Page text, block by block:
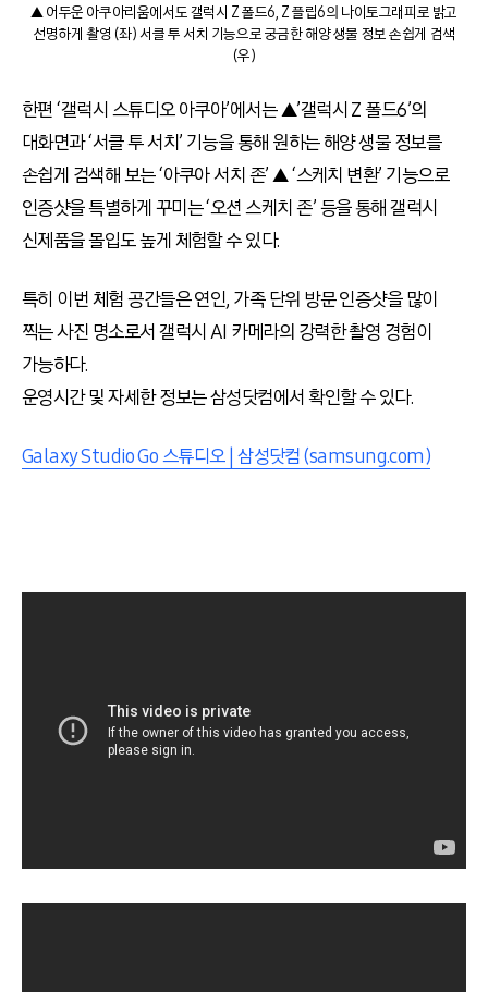
▲ 어두운 아쿠아리움에서도 갤럭시 Z 폴드6, Z 플립6의 나이토그래피로 밝고
선명하게 촬영 (좌) 서클 투 서치 기능으로 궁금한 해양 생물 정보 손쉽게 검색
(우)
한편 ‘갤럭시 스튜디오 아쿠아’에서는 ▲’갤럭시 Z 폴드6’의
대화면과 ‘서클 투 서치’ 기능을 통해 원하는 해양 생물 정보를
손쉽게 검색해 보는 ‘아쿠아 서치 존’ ▲ ‘스케치 변환’ 기능으로
인증샷을 특별하게 꾸미는 ‘오션 스케치 존’ 등을 통해 갤럭시
신제품을 몰입도 높게 체험할 수 있다.
특히 이번 체험 공간들은 연인, 가족 단위 방문 인증샷을 많이
찍는 사진 명소로서 갤럭시 AI 카메라의 강력한 촬영 경험이
가능하다.
운영시간 및 자세한 정보는 삼성닷컴에서 확인할 수 있다.
Galaxy Studio Go 스튜디오 | 삼성닷컴 (samsung.com)